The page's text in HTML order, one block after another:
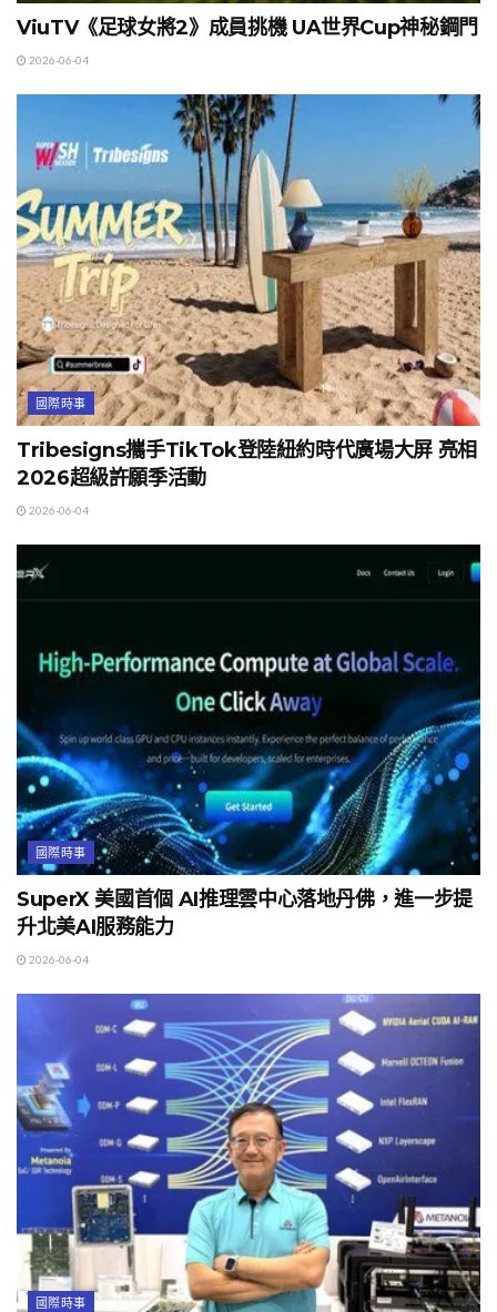
ViuTV《足球女將2》成員挑機 UA世界Cup神秘鋼門
2026-06-04
國際時事
Tribesigns攜手TikTok登陸紐約時代廣場大屏 亮相
2026超級許願季活動
2026-06-04
國際時事
SuperX 美國首個 AI推理雲中心落地丹佛，進一步提
升北美AI服務能力
2026-06-04
國際時事